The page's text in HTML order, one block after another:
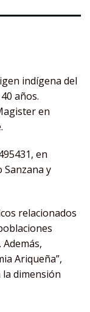
indígena del
años.
en
en
Sanzana y
relacionados
Ariqueña”,
dimensión